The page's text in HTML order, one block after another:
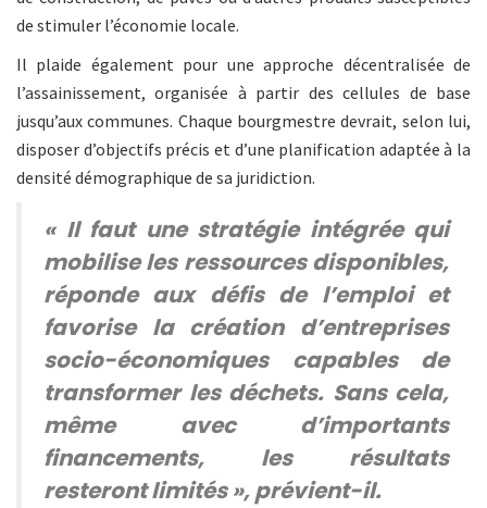
de stimuler l’économie locale.
Il plaide également pour une approche décentralisée de
l’assainissement, organisée à partir des cellules de base
jusqu’aux communes. Chaque bourgmestre devrait, selon lui,
disposer d’objectifs précis et d’une planification adaptée à la
densité démographique de sa juridiction.
« Il faut une stratégie intégrée qui
mobilise les ressources disponibles,
réponde aux défis de l’emploi et
favorise la création d’entreprises
socio-économiques capables de
transformer les déchets. Sans cela,
même avec d’importants
financements, les résultats
resteront limités », prévient-il.